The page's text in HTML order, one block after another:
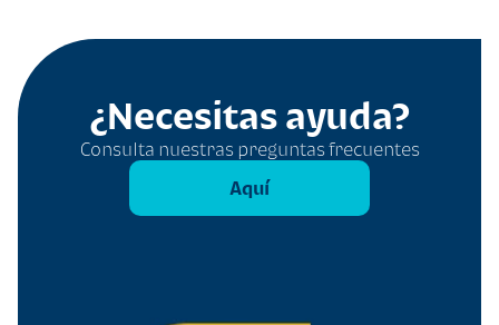
¿Necesitas ayuda?
Consulta nuestras preguntas frecuentes
Aquí